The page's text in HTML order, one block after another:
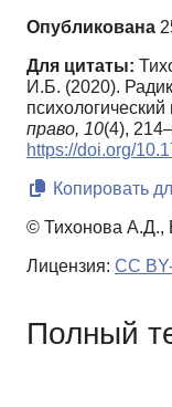
Опубликована
Для цитаты:
И.Б. (2020).
психологический
право, 10(4),
https://doi.org/
Копировать
© Тихонова А.Д.,
Лицензия: CC
Полный